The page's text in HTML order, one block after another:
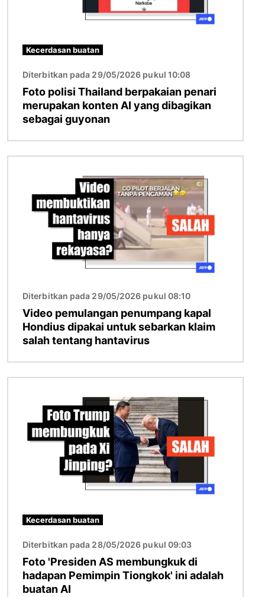
Kecerdasan buatan
Diterbitkan pada 29/05/2026 pukul 10:08
Foto polisi Thailand berpakaian penari
merupakan konten AI yang dibagikan
sebagai guyonan
Diterbitkan pada 29/05/2026 pukul 08:10
Video pemulangan penumpang kapal
Hondius dipakai untuk sebarkan klaim
salah tentang hantavirus
Kecerdasan buatan
Diterbitkan pada 28/05/2026 pukul 09:03
Foto 'Presiden AS membungkuk di
hadapan Pemimpin Tiongkok' ini adalah
buatan AI